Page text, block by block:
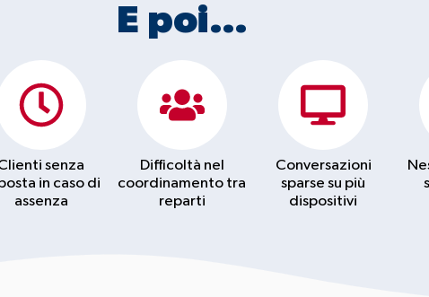
E poi…
senza
in caso di
assenza
Difficoltà nel
coordinamento tra
reparti
Conversazioni
sparse su più
dispositivi